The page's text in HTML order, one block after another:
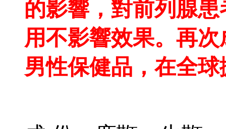
的影響，對前列腺
用不影響效果。再
男性保健品，在全